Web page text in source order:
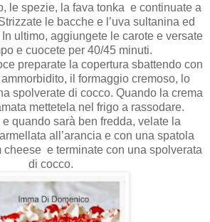
le spezie, la fava tonka e continuate a
le bacche e l’uva sultanina ed
ultimo, aggiungete le carote e versate
e cuocete per 40/45 minuti.
preparate la copertura sbattendo con
il formaggio cremoso, lo
spolverate di cocco. Quando la crema
mettetela nel frigo a rassodare.
e quando sarà ben fredda, velate la
all’arancia e con una spatola
cheese e terminate con una spolverata
di cocco.